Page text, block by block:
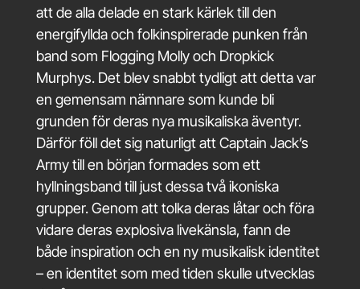
att de alla delade en stark kärlek till den
energifyllda och folkinspirerade punken från
band som Flogging Molly och Dropkick
Murphys. Det blev snabbt tydligt att detta var
en gemensam nämnare som kunde bli
grunden för deras nya musikaliska äventyr.
Därför föll det sig naturligt att Captain Jack’s
Army till en början formades som ett
hyllningsband till just dessa två ikoniska
grupper. Genom att tolka deras låtar och föra
vidare deras explosiva livekänsla, fann de
både inspiration och en ny musikalisk identitet
– en identitet som med tiden skulle utvecklas